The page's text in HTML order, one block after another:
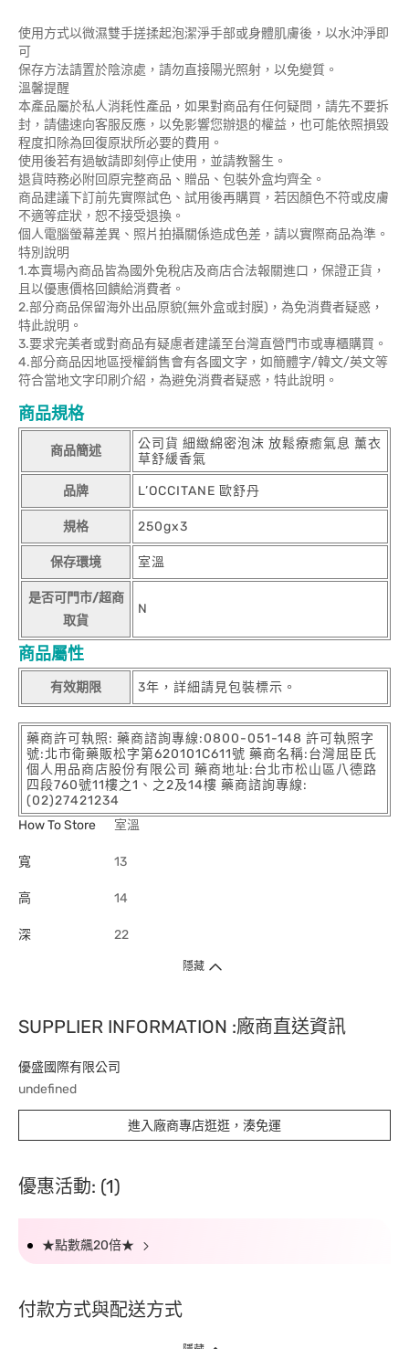
使用方式以微濕雙手搓揉起泡潔淨手部或身體肌膚後，以水沖淨即
可
保存方法請置於陰涼處，請勿直接陽光照射，以免變質。
溫馨提醒
本產品屬於私人消耗性產品，如果對商品有任何疑問，請先不要拆
封，請儘速向客服反應，以免影響您辦退的權益，也可能依照損毀
程度扣除為回復原狀所必要的費用。
使用後若有過敏請即刻停止使用，並請教醫生。
退貨時務必附回原完整商品、贈品、包裝外盒均齊全。
商品建議下訂前先實際試色、試用後再購買，若因顏色不符或皮膚
不適等症狀，恕不接受退換。
個人電腦螢幕差異、照片拍攝關係造成色差，請以實際商品為準。
特別說明
1.本賣場內商品皆為國外免稅店及商店合法報關進口，保證正貨，
且以優惠價格回饋給消費者。
2.部分商品保留海外出品原貌(無外盒或封膜)，為免消費者疑惑，
特此說明。
3.要求完美者或對商品有疑慮者建議至台灣直營門市或專櫃購買。
4.部分商品因地區授權銷售會有各國文字，如簡體字/韓文/英文等
符合當地文字印刷介紹，為避免消費者疑惑，特此說明。
商品規格
商品簡述
公司貨 細緻綿密泡沫 放鬆療癒氣息 薰衣
草舒緩香氣
品牌 L’OCCITANE 歐舒丹
規格 250gx3
保存環境 室溫
是否可門市/超商
取貨
N
商品屬性
有效期限 3年，詳細請見包裝標示。
藥商許可執照: 藥商諮詢專線:0800-051-148 許可執照字
號:北市衛藥販松字第620101C611號 藥商名稱:台灣屈臣氏
個人用品商店股份有限公司 藥商地址:台北市松山區八德路
四段760號11樓之1、之2及14樓 藥商諮詢專線:
(02)27421234
How To Store
室溫
寬 13
高 14
深 22
隱藏
SUPPLIER INFORMATION :廠商直送資訊
優盛國際有限公司
undefined
進入廠商專店逛逛，湊免運
優惠活動: (1)
★點數飆20倍★
付款方式與配送方式